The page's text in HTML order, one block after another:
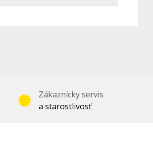
Zákaznícky servis
a starostlivosť